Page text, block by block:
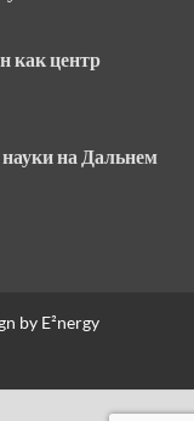
как центр
науки на Дальнем
by E²nergy